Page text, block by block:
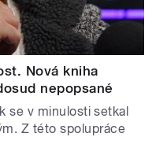
Nová kniha
nepopsané
se v minulosti setkal
Z této spolupráce